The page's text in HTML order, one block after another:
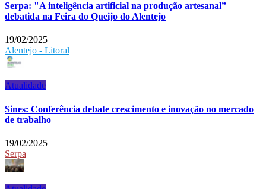
Serpa: "A inteligência artificial na produção artesanal”
debatida na Feira do Queijo do Alentejo
19/02/2025
Alentejo - Litoral
Atualidade
Sines: Conferência debate crescimento e inovação no mercado
de trabalho
19/02/2025
Serpa